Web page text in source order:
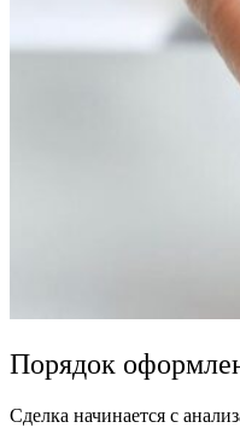
Порядок
Сделка начинается с